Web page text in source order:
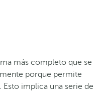
más completo que se
porque permite
. Esto implica una serie de